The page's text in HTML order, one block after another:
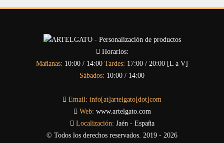
Horarios:
Mañanas: 10:00 / 14:00 Tardes: 17:00 / 20:00 [L a V]
Sábados: 10:00 / 14:00
Email: info[at]artelgato[dot]com
Web: www.artelgato.com
Localización: Jaén - España
© Todos los derechos reservados. 2019 - 2026